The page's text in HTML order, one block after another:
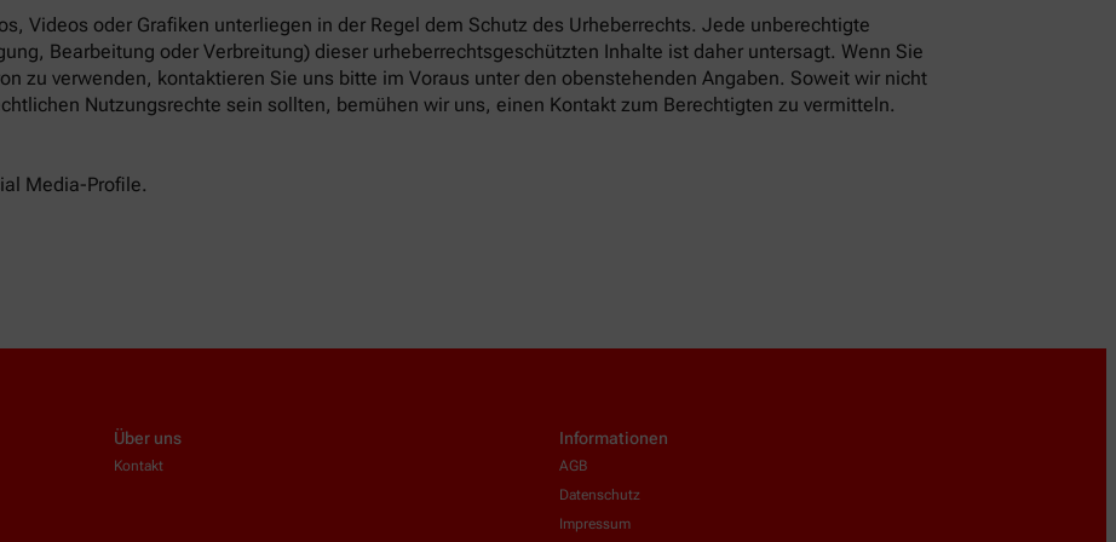
Videos oder Grafiken unterliegen in der Regel dem Schutz des Urheberrechts. Jede unberechtigte
Bearbeitung oder Verbreitung) dieser urheberrechtsgeschützten Inhalte ist daher untersagt. Wenn Sie
zu verwenden, kontaktieren Sie uns bitte im Voraus unter den obenstehenden Angaben. Soweit wir nicht
Nutzungsrechte sein sollten, bemühen wir uns, einen Kontakt zum Berechtigten zu vermitteln.
Media-Profile.
Über uns
Kontakt
Informationen
AGB
Datenschutz
Impressum